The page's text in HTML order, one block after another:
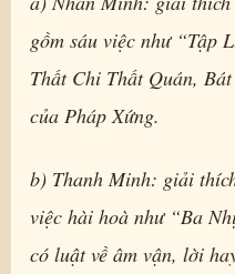
gồm sáu việc như “Tập
Thất Chi Thất Quán,
của Pháp Xứng.
b) Thanh Minh: giải
việc hài hoà như “Ba
có luật về âm vận, lời